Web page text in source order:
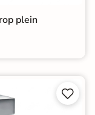
plein

